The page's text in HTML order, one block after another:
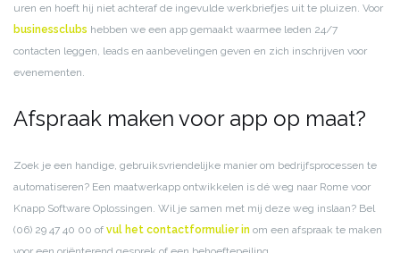
uren en hoeft hij niet achteraf de ingevulde werkbriefjes uit te pluizen. Voor
businessclubs hebben we een app gemaakt waarmee leden 24/7
contacten leggen, leads en aanbevelingen geven en zich inschrijven voor
evenementen.
Afspraak maken voor app op maat?
Zoek je een handige, gebruiksvriendelijke manier om bedrijfsprocessen te
automatiseren? Een maatwerkapp ontwikkelen is dé weg naar Rome voor
Knapp Software Oplossingen. Wil je samen met mij deze weg inslaan? Bel
(06) 29 47 40 00 of vul het contactformulier in om een afspraak te maken